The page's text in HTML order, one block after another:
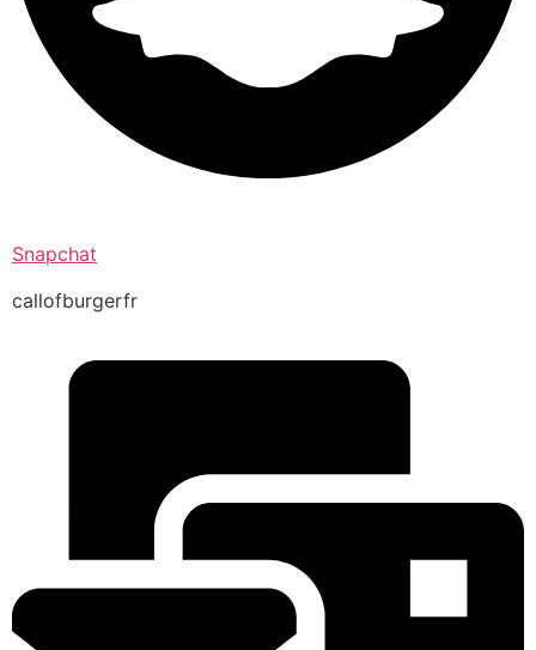
Snapchat
callofburgerfr